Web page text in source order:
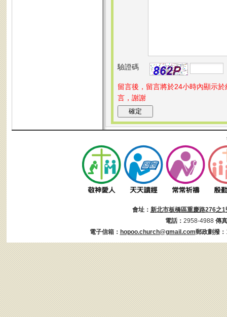
驗證碼
留言後，留言將於24小時內顯示
言，謝謝
會址： 新北市板橋區重慶路276之1
電話： 2958-4988 傳
電子信箱： hopoo.church@gmail.com郵政劃撥：